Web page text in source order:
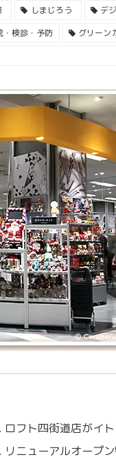
しまじろう デ
・検診・予防 グリーン
ロフト四街道店がイ
リニューアルオープ